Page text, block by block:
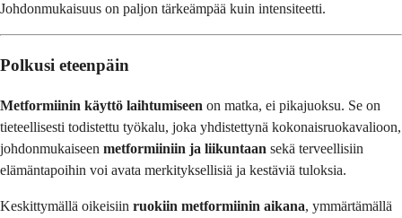
Johdonmukaisuus on paljon tärkeämpää kuin intensiteetti.
Polkusi eteenpäin
Metformiinin käyttö laihtumiseen on matka, ei pikajuoksu. Se on
tieteellisesti todistettu työkalu, joka yhdistettynä kokonaisruokavalioon,
johdonmukaiseen metformiiniin ja liikuntaan sekä terveellisiin
elämäntapoihin voi avata merkityksellisiä ja kestäviä tuloksia.
Keskittymällä oikeisiin ruokiin metformiinin aikana, ymmärtämällä